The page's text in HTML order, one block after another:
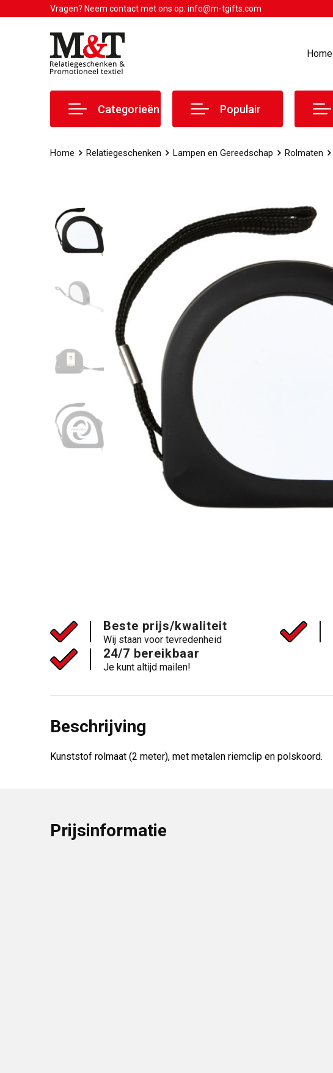
Vragen? Neem contact met ons op: info@m-tgifts.com
Home
Categorieën Populair
Home Relatiegeschenken Lampen en Gereedschap Rolmaten
Beste prijs/kwaliteit
Wij staan voor tevredenheid
24/7 bereikbaar
Je kunt altijd mailen!
Beschrijving
Kunststof rolmaat (2 meter), met metalen riemclip en polskoord.
Prijsinformatie